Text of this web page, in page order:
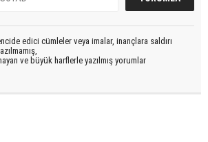
edici cümleler veya imalar, inançlara saldırı
ve büyük harflerle yazılmış yorumlar